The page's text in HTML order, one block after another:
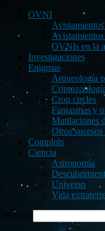
OVNI
OVNIs en la
Investigaciones
Enigmas
Arqueología
Crop circles
Fantasmas y
Mutilaciones
Otros
Complots
Ciencia
Astronomía
Universo
Vida
Buscar